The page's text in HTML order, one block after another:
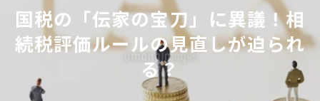
国税の「伝家の宝刀」に異議！相
続税評価ルールの見直しが迫られ
る？